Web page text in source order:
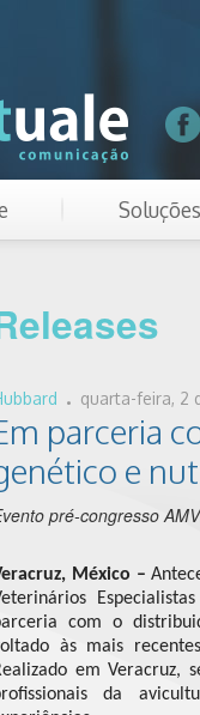
Soluções
. quarta-feira, 2
parceria
e
pré-congresso
México –
com o
às mais
em Veracruz,
da